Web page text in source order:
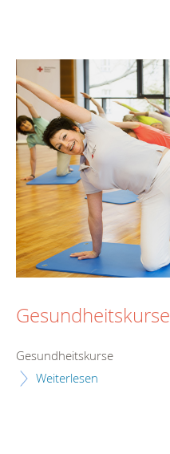
Gesundheitskurse
Gesundheitskurse
Weiterlesen